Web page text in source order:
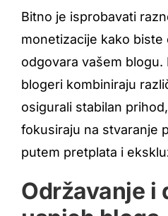
Bitno je isprobavati
monetizacije kako biste
odgovara vašem blogu.
blogeri kombiniraju
osigurali stabilan
fokusiraju na stvaranje
putem pretplata i
Održavanje i